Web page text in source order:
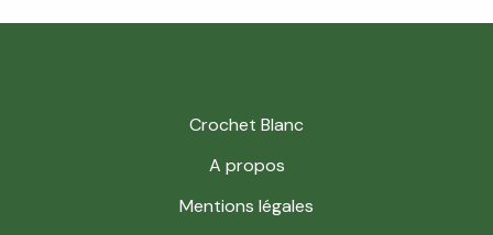
Crochet Blanc
A propos
Mentions légales